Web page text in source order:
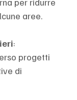
aree.
:
progetti
di